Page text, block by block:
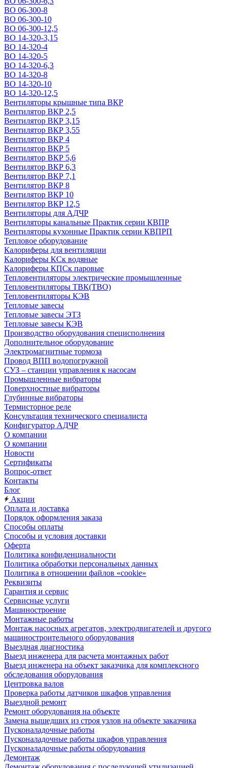
ВО 06-300-8
ВО 06-300-10
ВО 06-300-12,5
ВО 14-320-3,15
ВО 14-320-4
ВО 14-320-5
ВО 14-320-6,3
ВО 14-320-8
ВО 14-320-10
ВО 14-320-12,5
Вентиляторы крышные типа ВКР
Вентилятор ВКР 2,5
Вентилятор ВКР 3,15
Вентилятор ВКР 3,55
Вентилятор ВКР 4
Вентилятор ВКР 5
Вентилятор ВКР 5,6
Вентилятор ВКР 6,3
Вентилятор ВКР 7,1
Вентилятор ВКР 8
Вентилятор ВКР 10
Вентилятор ВКР 12,5
Вентиляторы для АДЧР
Вентиляторы канальные Практик серии КВПР
Вентиляторы кухонные Практик серии КВПРП
Тепловое оборудование
Калориферы для вентиляции
Калориферы КСк водяные
Калориферы КПСк паровые
Тепловентиляторы электрические промышленные
Тепловентиляторы ТВК(ТВО)
Тепловентиляторы КЭВ
Тепловые завесы
Тепловые завесы ЭТЗ
Тепловые завесы КЭВ
Производство оборудования специсполнения
Дополнительное оборудование
Электромагнитные тормоза
Провод ВПП водопогружной
СУЗ – станции управления к насосам
Промышленные вибраторы
Поверхностные вибраторы
Глубинные вибраторы
Термисторное реле
Консультация технического специалиста
Конфигуратор АДЧР
О компании
О компании
Новости
Сертификаты
Вопрос-ответ
Контакты
Блог
Акции
Оплата и доставка
Порядок оформления заказа
Способы оплаты
Способы и условия доставки
Оферта
Политика конфиденциальности
Политика обработки персональных данных
Политика в отношении файлов «cookie»
Реквизиты
Гарантия и сервис
Сервисные услуги
Машиностроение
Монтажные работы
Монтаж насосных агрегатов, электродвигателей и другого
машиностроительного оборудования
Выездная диагностика
Выезд инженера для расчета монтажных работ
Выезд инженера на объект заказчика для комплексного
обследования оборудования
Центровка валов
Проверка работы датчиков шкафов управления
Выездной ремонт
Ремонт оборудования на объекте
Замена вышедших из строя узлов на объекте заказчика
Пусконаладочные работы
Пусконаладочные работы шкафов управления
Пусконаладочные работы оборудования
Демонтаж